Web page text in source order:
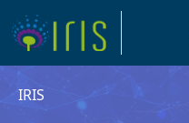
IRIS